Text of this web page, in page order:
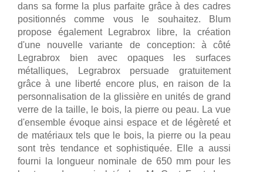
dans sa forme la plus parfaite grâce à des cadres
positionnés comme vous le souhaitez. Blum
propose également Legrabrox libre, la création
d'une nouvelle variante de conception: à côté
Legrabrox bien avec opaques les surfaces
métalliques, Legrabrox persuade gratuitement
grâce à une liberté encore plus, en raison de la
personnalisation de la glissière en unités de grand
verre de la taille, le bois, la pierre ou peau. La vue
d'ensemble évoque ainsi espace et de légèreté et
de matériaux tels que le bois, la pierre ou la peau
sont très tendance et sophistiquée. Elle a aussi
fourni la longueur nominale de 650 mm pour les